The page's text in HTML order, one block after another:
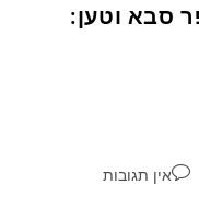
סבא וטען:
אין תגובות